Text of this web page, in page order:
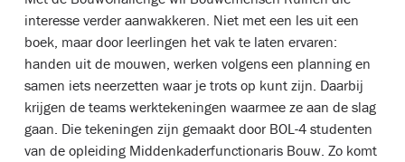
interesse verder aanwakkeren. Niet met een les uit een
boek, maar door leerlingen het vak te laten ervaren:
handen uit de mouwen, werken volgens een planning en
samen iets neerzetten waar je trots op kunt zijn. Daarbij
krijgen de teams werktekeningen waarmee ze aan de slag
gaan. Die tekeningen zijn gemaakt door BOL-4 studenten
van de opleiding Middenkaderfunctionaris Bouw. Zo komt